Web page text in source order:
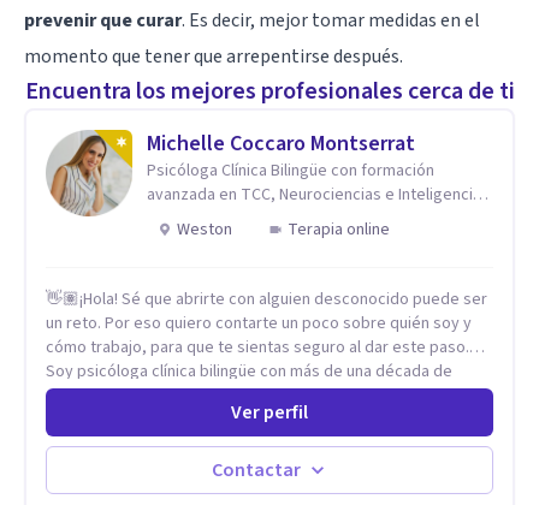
prevenir que curar. Es decir, mejor tomar medidas en el
momento que tener que arrepentirse después.
Encuentra los mejores profesionales cerca de ti
Michelle Coccaro Montserrat
Psicóloga Clínica Bilingüe con formación
avanzada en TCC, Neurociencias e Inteligencia
Emocional.
Weston Terapia online
👋🏽¡Hola! Sé que abrirte con alguien desconocido puede ser
un reto. Por eso quiero contarte un poco sobre quién soy y
cómo trabajo, para que te sientas seguro al dar este paso.
Soy psicóloga clínica bilingüe con más de una década de
experiencia. He dictado conferencias, escrito artículos y
ejercido como profesora universitaria. Un dato curioso: he
vivido en varios países y conozco de primera mano lo que
significa ser migrante, adaptarse a los cambios y empezar de
nuevo.
Ver perfil
Contactar